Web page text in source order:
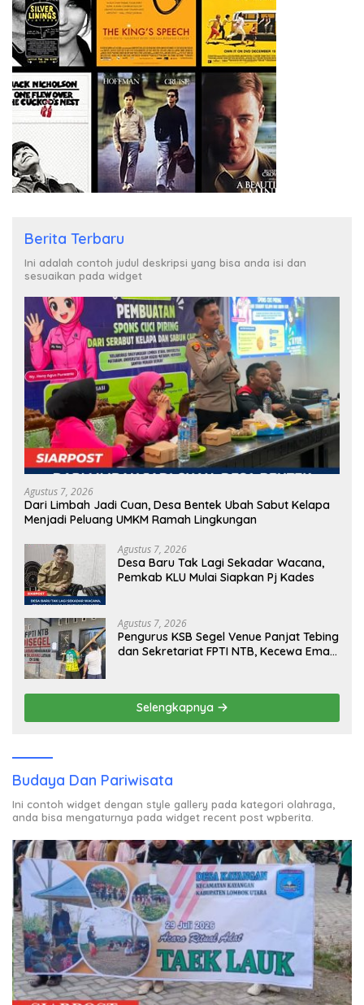
Berita Terbaru
Ini adalah contoh judul deskripsi yang bisa anda isi dan
sesuaikan pada widget
Agustus 7, 2026
Dari Limbah Jadi Cuan, Desa Bentek Ubah Sabut Kelapa
Menjadi Peluang UMKM Ramah Lingkungan
Agustus 7, 2026
Desa Baru Tak Lagi Sekadar Wacana,
Pemkab KLU Mulai Siapkan Pj Kades
Agustus 7, 2026
Pengurus KSB Segel Venue Panjat Tebing
dan Sekretariat FPTI NTB, Kecewa Emas
Selengkapnya
Budaya Dan Pariwisata
Ini contoh widget dengan style gallery pada kategori olahraga,
anda bisa mengaturnya pada widget recent post wpberita.